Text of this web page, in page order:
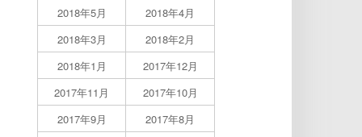
2018年5月
2018年4月
2018年3月
2018年2月
2018年1月
2017年12月
2017年11月
2017年10月
2017年9月
2017年8月